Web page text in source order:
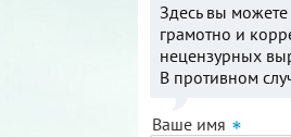
Здесь вы
грамотно и
нецензурных
В противном
Ваше имя